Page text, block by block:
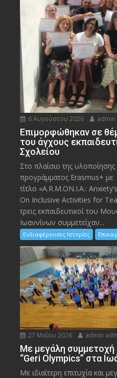
6 Αυγούστου 2026 admin
Eπιμορφώθηκαν σε
του άγχους
Σχολείου
Στο πλαίσιο της
προγράμματος Erasmus+ με
τίτλο «A.R.M.ON.I.A.:
On Inclusive Activities for
τρεις εκπαιδευτικοί του
Ιωαννίνων συμμετείχαν...
Ενδιαφέρουσες Ιστορίες
27 Μαΐου 2026 admin
Με μεγάλη συμμετοχή
“Geri Olympics” στα
Με ιδιαίτερη επιτυχία και